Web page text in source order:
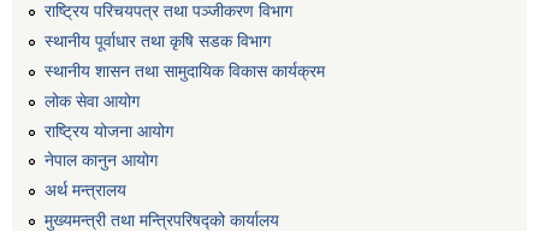
राष्ट्रिय परिचयपत्र तथा पञ्जीकरण विभाग
स्थानीय पूर्वाधार तथा कृषि सडक विभाग
स्थानीय शासन तथा सामुदायिक विकास कार्यक्रम
लोक सेवा आयोग
राष्ट्रिय योजना आयोग
नेपाल कानुन आयोग
अर्थ मन्त्रालय
मुख्यमन्त्री तथा मन्त्रिपरिषद्को कार्यालय